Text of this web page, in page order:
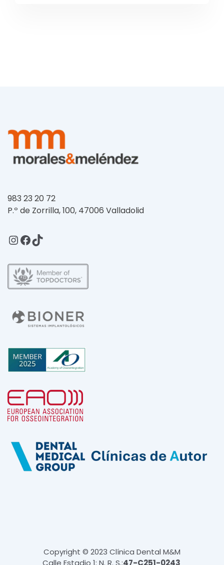
983 23 20 72
P.º de Zorrilla, 100, 47006 Valladolid
Copyright © 2023 Clínica Dental M&M
Calle Estadio 1: N. R. S.:47-C251-0243